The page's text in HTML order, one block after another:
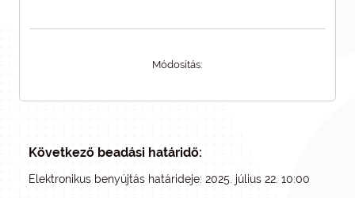
Módosítás:
Következő beadási határidő:
Elektronikus benyújtás határideje: 2025. július 22. 10:00